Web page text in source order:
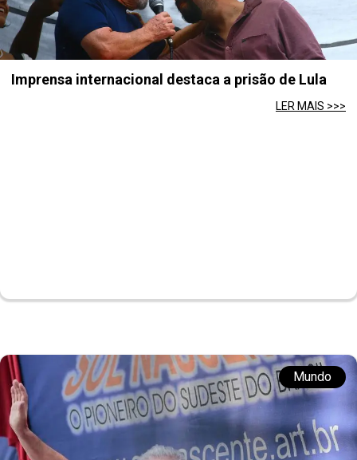
Imprensa internacional destaca a prisão de Lula
LER MAIS >>>
Mundo